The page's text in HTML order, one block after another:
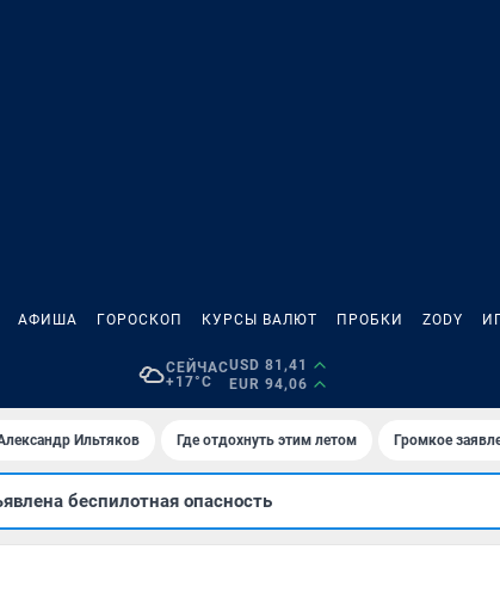
АФИША ГОРОСКОП КУРСЫ ВАЛЮТ ПРОБКИ ZODY
СЕЙЧАС
+17°C
USD 81,41
EUR 94,06
Ильтяков Где отдохнуть этим летом Громкое
беспилотная опасность